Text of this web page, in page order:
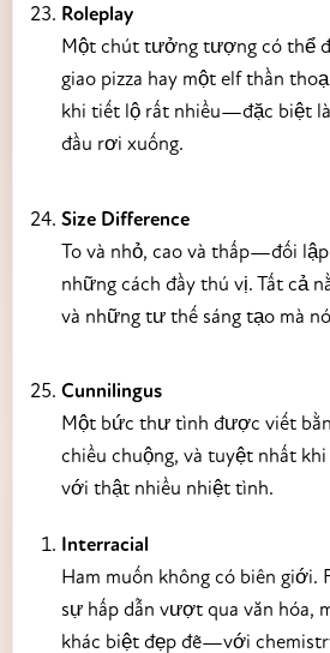
Roleplay
Một chút tưởng tượng có thể
giao pizza hay một elf thần
khi tiết lộ rất nhiều—đặc biệt
đầu rơi xuống.
Size Difference
To và nhỏ, cao và thấp—đối
những cách đầy thú vị. Tất cả
và những tư thế sáng tạo mà
Cunnilingus
Một bức thư tình được viết
chiều chuộng, và tuyệt nhất
với thật nhiều nhiệt tình.
Interracial
Ham muốn không có biên giới.
sự hấp dẫn vượt qua văn hóa,
khác biệt đẹp đẽ—với